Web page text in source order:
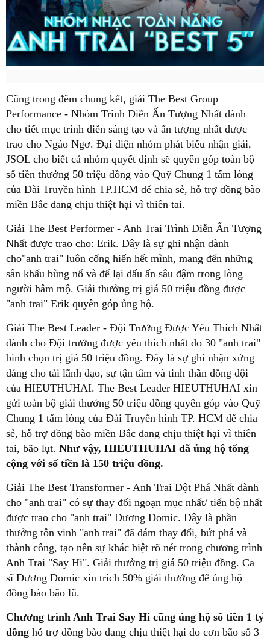
Cũng trong đêm chung kết, giải The Best Group
Performance - Nhóm Trình Diễn Ấn Tượng Nhất dành
cho tiết mục trình diễn sáng tạo và ấn tượng nhất được
trao cho Ngáo Ngơ. Đại diện nhóm phát biểu nhận giải,
JSOL cho biết cả nhóm quyết định sẽ quyên góp toàn bộ
số tiền thưởng 50 triệu đồng vào Quỹ Chung 1 tấm lòng
của Đài Truyền hình TP.HCM để chia sẻ, hỗ trợ đồng bào
miền Bắc đang chịu thiệt hại vì thiên tai.
Giải The Best Performer - Anh Trai Trình Diễn Ấn Tượng
Nhất được trao cho: Erik. Đây là sự ghi nhận dành
cho"anh trai" luôn cống hiến hết mình, mang đến những
sân khấu bùng nổ và để lại dấu ấn sâu đậm trong lòng
người hâm mộ. Giải thưởng trị giá 50 triệu đồng được
"anh trai" Erik quyên góp ủng hộ.
Giải The Best Leader - Đội Trưởng Được Yêu Thích Nhất
dành cho Đội trưởng được yêu thích nhất do 30 "anh trai"
bình chọn trị giá 50 triệu đồng. Đây là sự ghi nhận xứng
đáng cho tài lãnh đạo, sự tận tâm và tinh thần đồng đội
của HIEUTHUHAI. The Best Leader HIEUTHUHAI xin
gửi toàn bộ giải thưởng 50 triệu đồng quyên góp vào Quỹ
Chung 1 tấm lòng của Đài Truyền hình TP. HCM để chia
sẻ, hỗ trợ đồng bào miền Bắc đang chịu thiệt hại vì thiên
tai, bão lụt. Như vậy, HIEUTHUHAI đã ủng hộ tổng
cộng với số tiền là 150 triệu đồng.
Giải The Best Transformer - Anh Trai Đột Phá Nhất dành
cho "anh trai" có sự thay đổi ngoạn mục nhất/ tiến bộ nhất
được trao cho "anh trai" Dương Domic. Đây là phần
thưởng tôn vinh "anh trai" đã dám thay đổi, bứt phá và
thành công, tạo nên sự khác biệt rõ nét trong chương trình
Anh Trai "Say Hi". Giải thưởng trị giá 50 triệu đồng. Ca
sĩ Dương Domic xin trích 50% giải thưởng để ủng hộ
đồng bào bão lũ.
Chương trình Anh Trai Say Hi cũng ủng hộ số tiền 1 tỷ
đồng hỗ trợ đồng bào đang chịu thiệt hại do cơn bão số 3